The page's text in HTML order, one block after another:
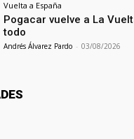
Vuelta a España
Pogacar vuelve a La
todo
Andrés Álvarez Pardo - 03/08/2026